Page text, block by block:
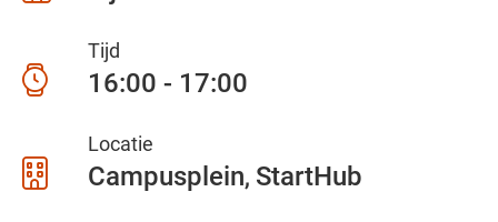
Tijd
16:00 - 17:00
Locatie
Campusplein StartHub